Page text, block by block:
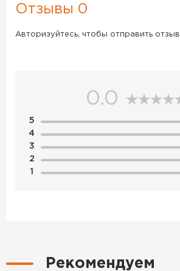
Отзывы 0
Авторизуйтесь, чтобы отправить отзыв.
0.0
5
4
3
2
1
Рекомендуем